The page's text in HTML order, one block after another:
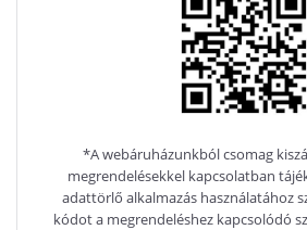
*A webáruházunkból csomag
megrendelésekkel kapcsolatban
adattörlő alkalmazás használatához
kódot a megrendeléshez kapcsolódó